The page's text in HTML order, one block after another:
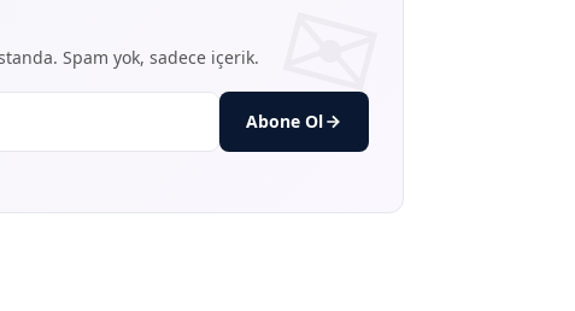
Spam yok, sadece içerik.
Abone Ol